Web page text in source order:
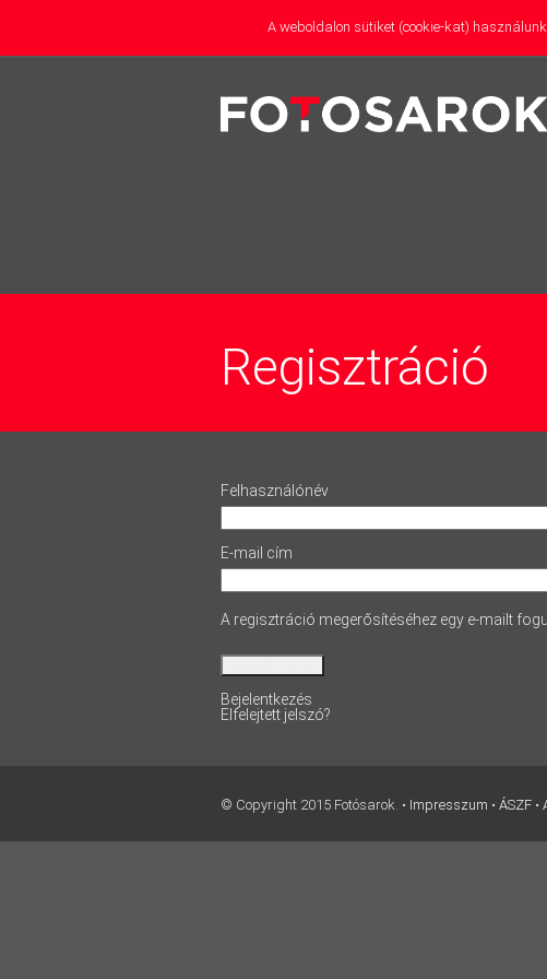
partner
Regisztráció
Felhasználónév
E-mail cím
A regisztráció megerősítéséhez egy e-mailt
Bejelentkezés
Elfelejtett jelszó?
© Copyright 2015 Fotósarok. • Impresszum • ÁSZF •
A weboldalon sütiket (cookie-kat)